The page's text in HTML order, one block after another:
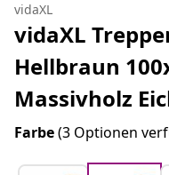
vidaXL
vidaXL
Hellbraun
Massivholz
Farbe(3 Optionen